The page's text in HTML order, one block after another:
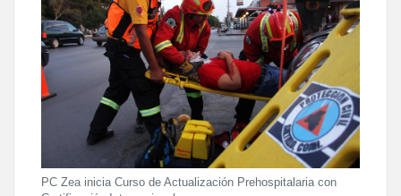
PC Zea inicia Curso de Actualización Prehospitalaria con